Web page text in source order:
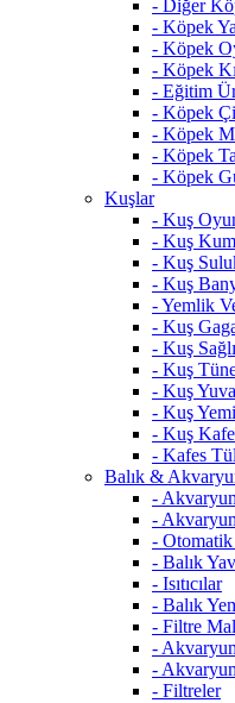
- Diğer
- Köpek
- Köpek
- Köpek
- Eğitim
- Köpek
- Köpek
- Köpek
- Köpek
Kuşlar
- Kuş
- Kuş
- Kuş
- Kuş
- Yemlik
- Kuş
- Kuş
- Kuş
- Kuş
- Kuş Yemi
- Kuş
- Kafes
Balık &
-
-
- Otomatik
- Balık
- Isıtıcılar
- Balık
- Filtre
-
-
- Filtreler